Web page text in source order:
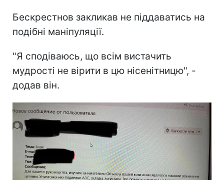
Бескрестнов закликав не піддаватись на
подібні маніпуляції.
"Я сподіваюсь, що всім вистачить
мудрості не вірити в цю нісенітницю", -
додав він.